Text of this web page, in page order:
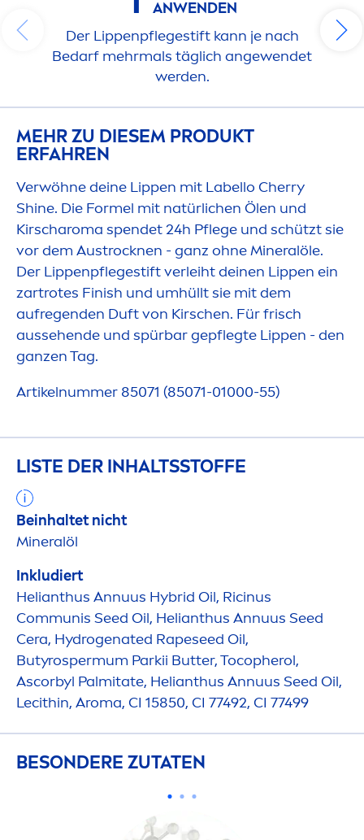
ANWENDEN
Der Lippenpflegestift kann je nach
Bedarf mehrmals täglich angewendet
werden.
MEHR ZU DIESEM PRODUKT
ERFAHREN
Verwöhne deine Lippen mit Labello Cherry
Shine. Die Formel mit natürlichen Ölen und
Kirscharoma spendet 24h Pflege und schützt sie
vor dem Austrocknen - ganz ohne Mineralöle.
Der Lippenpflegestift verleiht deinen Lippen ein
zartrotes Finish und umhüllt sie mit dem
aufregenden Duft von Kirschen. Für frisch
aussehende und spürbar gepflegte Lippen - den
ganzen Tag.
Artikelnummer 85071 (85071-01000-55)
LISTE DER INHALTSSTOFFE
Beinhaltet nicht
Mineralöl
Inkludiert
Helianthus Annuus Hybrid Oil, Ricinus
Communis Seed Oil, Helianthus Annuus Seed
Cera, Hydrogenated Rapeseed Oil,
Butyrospermum Parkii Butter, Tocopherol,
Ascorbyl Palmitate, Helianthus Annuus Seed Oil,
Lecithin, Aroma, CI 15850, CI 77492, CI 77499
BESONDERE ZUTATEN